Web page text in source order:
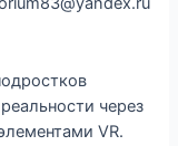
через
VR.